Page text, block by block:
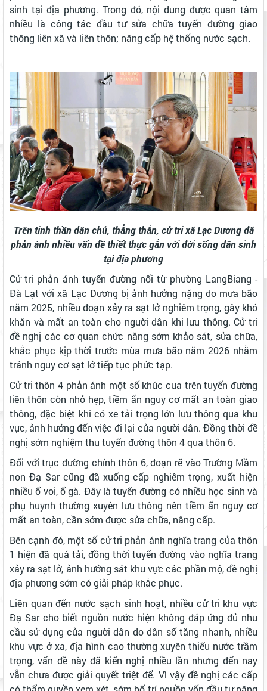
sinh tại địa phương. Trong đó, nội dung được quan tâm
nhiều là công tác đầu tư sửa chữa tuyến đường giao
thông liên xã và liên thôn; nâng cấp hệ thống nước sạch.
Trên tinh thần dân chủ, thẳng thắn, cử tri xã Lạc Dương đã
phản ánh nhiều vấn đề thiết thực gắn với đời sống dân sinh
tại địa phương
Cử tri phản ánh tuyến đường nối từ phường LangBiang -
Đà Lạt với xã Lạc Dương bị ảnh hưởng nặng do mưa bão
năm 2025, nhiều đoạn xảy ra sạt lở nghiêm trọng, gây khó
khăn và mất an toàn cho người dân khi lưu thông. Cử tri
đề nghị các cơ quan chức năng sớm khảo sát, sửa chữa,
khắc phục kịp thời trước mùa mưa bão năm 2026 nhằm
tránh nguy cơ sạt lở tiếp tục phức tạp.
Cử tri thôn 4 phản ánh một số khúc cua trên tuyến đường
liên thôn còn nhỏ hẹp, tiềm ẩn nguy cơ mất an toàn giao
thông, đặc biệt khi có xe tải trọng lớn lưu thông qua khu
vực, ảnh hưởng đến việc đi lại của người dân. Đồng thời đề
nghị sớm nghiệm thu tuyến đường thôn 4 qua thôn 6.
Đối với trục đường chính thôn 6, đoạn rẽ vào Trường Mầm
non Đạ Sar cũng đã xuống cấp nghiêm trọng, xuất hiện
nhiều ổ voi, ổ gà. Đây là tuyến đường có nhiều học sinh và
phụ huynh thường xuyên lưu thông nên tiềm ẩn nguy cơ
mất an toàn, cần sớm được sửa chữa, nâng cấp.
Bên cạnh đó, một số cử tri phản ánh nghĩa trang của thôn
1 hiện đã quá tải, đồng thời tuyến đường vào nghĩa trang
xảy ra sạt lở, ảnh hưởng sát khu vực các phần mộ, đề nghị
địa phương sớm có giải pháp khắc phục.
Liên quan đến nước sạch sinh hoạt, nhiều cử tri khu vực
Đạ Sar cho biết nguồn nước hiện không đáp ứng đủ nhu
cầu sử dụng của người dân do dân số tăng nhanh, nhiều
khu vực ở xa, địa hình cao thường xuyên thiếu nước trầm
trọng, vấn đề này đã kiến nghị nhiều lần nhưng đến nay
vẫn chưa được giải quyết triệt để. Vì vậy đề nghị các cấp